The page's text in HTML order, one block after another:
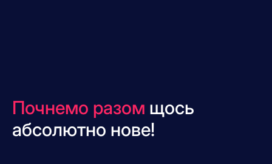
Почнемо разом щось
абсолютно нове!